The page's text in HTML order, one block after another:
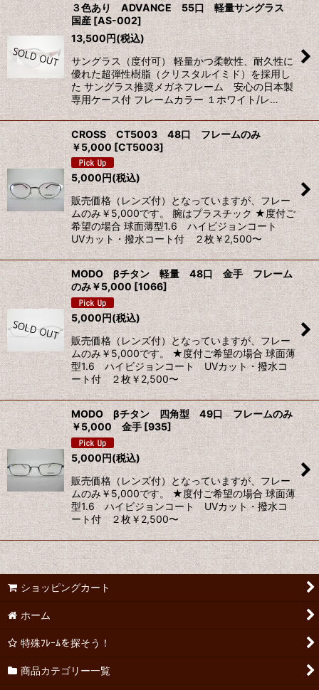
３色あり ADVANCE 55口 軽量サングラス
国産 [AS-002]
13,500円(税込)
サングラス（度付可） 軽量かつ柔軟性、耐久性に
優れた超弾性樹脂（クリスタルイミド）を採用し
た サングラス推奨メガネフレーム 安心の日本製
専用ケース付 フレームカラー １ホワイト/レ…
CROSS CT5003 48口 フレームのみ
￥5,000 [CT5003]
5,000円(税込)
販売価格（レンズ付）となっていますが、フレー
ムのみ￥5,000です。 腕はプラスチック ★度付ご
希望の場合 球面薄型1.6 ハイビジョンコート
UVカット・撥水コート付 ２枚￥2,500〜
MODO βチタン 軽量 48口 金手 フレーム
のみ￥5,000 [1066]
5,000円(税込)
販売価格（レンズ付）となっていますが、フレー
ムのみ￥5,000です。 ★度付ご希望の場合 球面薄
型1.6 ハイビジョンコート UVカット・撥水コ
ート付 ２枚￥2,500〜
MODO βチタン 四角型 49口 フレームのみ
￥5,000 金手 [935]
5,000円(税込)
販売価格（レンズ付）となっていますが、フレー
ムのみ￥5,000です。 ★度付ご希望の場合 球面薄
型1.6 ハイビジョンコート UVカット・撥水コ
ート付 ２枚￥2,500〜
ショッピングカート
ホーム
特殊ﾌﾚｰﾑを探そう！
商品カテゴリー一覧